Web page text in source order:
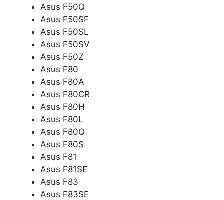
Asus F50Q
Asus F50SF
Asus F50SL
Asus F50SV
Asus F50Z
Asus F80
Asus F80A
Asus F80CR
Asus F80H
Asus F80L
Asus F80Q
Asus F80S
Asus F81
Asus F81SE
Asus F83
Asus F83SE